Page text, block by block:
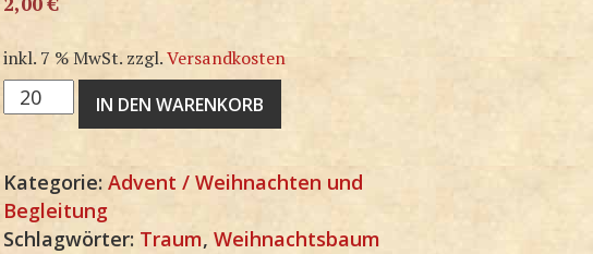
inkl. 7 % MwSt. zzgl.Versandkosten
M1332SP
Menge
IN DEN WARENKORB
Kategorie:Advent / Weihnachten und
Begleitung
Schlagwörter: Traum,Weihnachtsbaum